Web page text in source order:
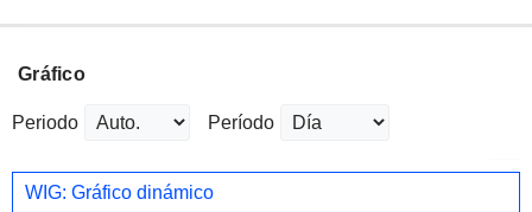
Gráfico
Periodo Período
WIG: Gráfico dinámico